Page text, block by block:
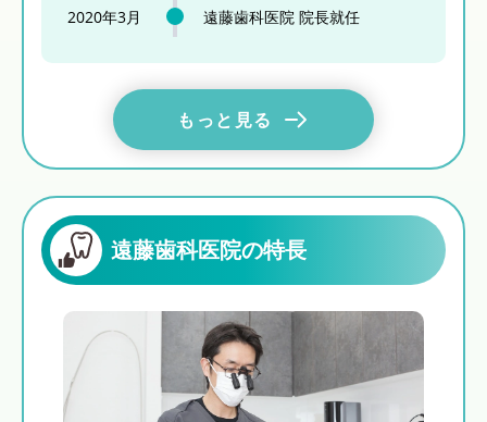
2020年3月 遠藤歯科医院 院長就任
もっと見る
遠藤歯科医院の特長